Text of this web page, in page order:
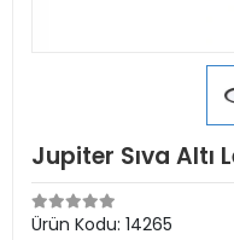
Jupiter Sıva Altı
Ürün Kodu: 14265